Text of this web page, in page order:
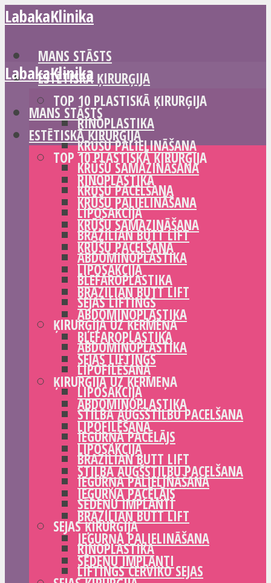
LabakaKlinika
MANS STĀSTS
ESTĒTISKĀ ĶIRURĢIJA
TOP 10 PLASTISKĀ ĶIRURĢIJA
RINOPLASTIKA
KRŪŠU PALIELINĀŠANA
KRŪŠU SAMAZINĀŠANA
KRŪŠU PACELŠANA
LIPOSAKCIJA
BRAZILIAN BUTT LIFT
ABDOMINOPLASTIKA
BLEFAROPLASTIKA
SEJAS LIFTINGS
ĶIRURĢIJA UZ ĶERMEŅA
ABDOMINOPLASTIKA
LIPOFILĒŠANA
LIPOSAKCIJA
STILBA AUGŠSTILBU PACELŠANA
IEGURŅA PACĒLĀJS
BRAZILIAN BUTT LIFT
IEGURŅA PALIELINĀŠANA
SĒDEŅU IMPLANTI
SEJAS ĶIRURĢIJA
RINOPLASTIKA
LIFTINGS CERVIKO SEJAS
LabakaKlinika
MANS STĀSTS
ESTĒTISKĀ ĶIRURĢIJA
TOP 10 PLASTISKĀ ĶIRURĢIJA
RINOPLASTIKA
KRŪŠU PALIELINĀŠANA
KRŪŠU SAMAZINĀŠANA
KRŪŠU PACELŠANA
LIPOSAKCIJA
BRAZILIAN BUTT LIFT
ABDOMINOPLASTIKA
BLEFAROPLASTIKA
SEJAS LIFTINGS
ĶIRURĢIJA UZ ĶERMEŅA
ABDOMINOPLASTIKA
LIPOFILĒŠANA
LIPOSAKCIJA
STILBA AUGŠSTILBU PACELŠANA
IEGURŅA PACĒLĀJS
BRAZILIAN BUTT LIFT
IEGURŅA PALIELINĀŠANA
SĒDEŅU IMPLANTI